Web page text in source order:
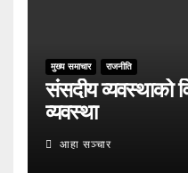
मुख्य समाचार राजनीति
संसदीय व्यवस्थाको
व्यवस्था
आहा सञ्चार